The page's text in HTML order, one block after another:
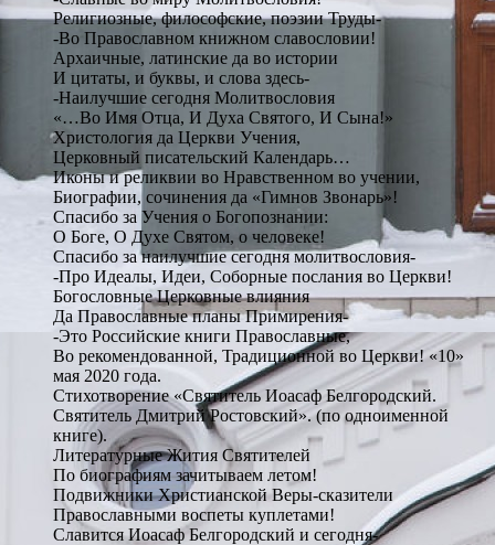
Религиозные, философские, поэзии Труды-
-Во Православном книжном славословии!
Архаичные, латинские да во истории
И цитаты, и буквы, и слова здесь-
-Наилучшие сегодня Молитвословия
«…Во Имя Отца, И Духа Святого, И Сына!»
Христология да Церкви Учения,
Церковный писательский Календарь…
Иконы и реликвии во Нравственном во учении,
Биографии, сочинения да «Гимнов Звонарь»!
Спасибо за Учения о Богопознании:
О Боге, О Духе Святом, о человеке!
Спасибо за наилучшие сегодня молитвословия-
-Про Идеалы, Идеи, Соборные послания во Церкви!
Богословные Церковные влияния
Да Православные планы Примирения-
-Это Российские книги Православные,
Во рекомендованной, Традиционной во Церкви! «10»
мая 2020 года.
Стихотворение «Святитель Иоасаф Белгородский.
Святитель Дмитрий Ростовский». (по одноименной
книге).
Литературные Жития Святителей
По биографиям зачитываем летом!
Подвижники Христианской Веры-сказители
Православными воспеты куплетами!
Славится Иоасаф Белгородский и сегодня-